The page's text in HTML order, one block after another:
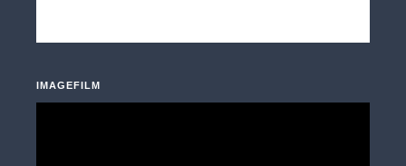
IMAGEFILM